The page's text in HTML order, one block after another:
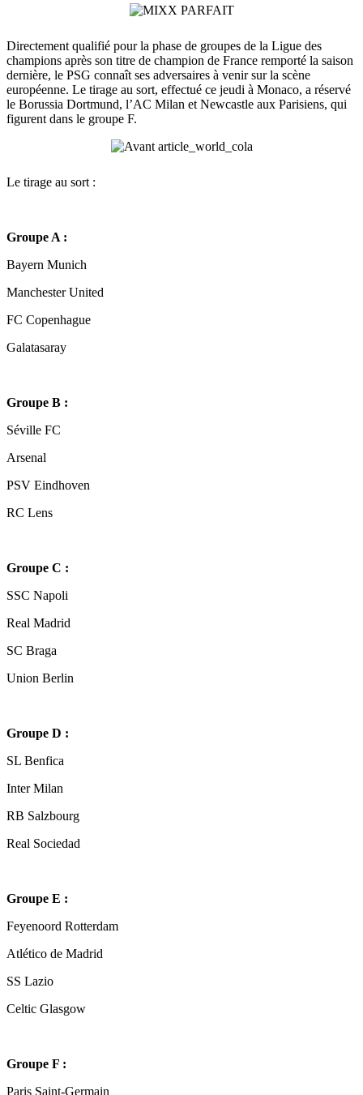
Directement qualifié pour la phase de groupes de la Ligue des
champions après son titre de champion de France remporté la saison
dernière, le PSG connaît ses adversaires à venir sur la scène
européenne. Le tirage au sort, effectué ce jeudi à Monaco, a réservé
le Borussia Dortmund, l’AC Milan et Newcastle aux Parisiens, qui
figurent dans le groupe F.
Le tirage au sort :
Groupe A :
Bayern Munich
Manchester United
FC Copenhague
Galatasaray
Groupe B :
Séville FC
Arsenal
PSV Eindhoven
RC Lens
Groupe C :
SSC Napoli
Real Madrid
SC Braga
Union Berlin
Groupe D :
SL Benfica
Inter Milan
RB Salzbourg
Real Sociedad
Groupe E :
Feyenoord Rotterdam
Atlético de Madrid
SS Lazio
Celtic Glasgow
Groupe F :
Paris Saint-Germain